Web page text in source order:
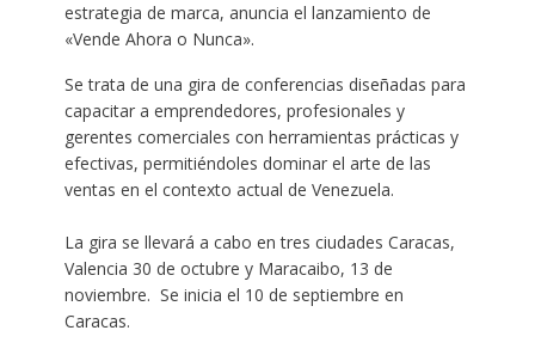
estrategia de marca, anuncia el lanzamiento de
«Vende Ahora o Nunca».
Se trata de una gira de conferencias diseñadas para
capacitar a emprendedores, profesionales y
gerentes comerciales con herramientas prácticas y
efectivas, permitiéndoles dominar el arte de las
ventas en el contexto actual de Venezuela.
La gira se llevará a cabo en tres ciudades Caracas,
Valencia 30 de octubre y Maracaibo, 13 de
noviembre. Se inicia el 10 de septiembre en
Caracas.